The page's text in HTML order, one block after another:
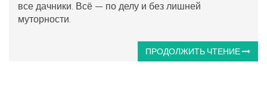
все дачники. Всё — по делу и без лишней
муторности.
ПРОДОЛЖИТЬ ЧТЕНИЕ